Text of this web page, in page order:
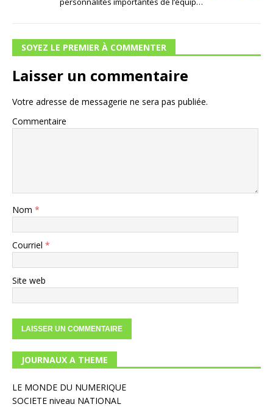
SOYEZ LE PREMIER À COMMENTER
Laisser un commentaire
Votre adresse de messagerie ne sera pas publiée.
Commentaire
Nom *
Courriel *
Site web
JOURNAUX A THEME
LE MONDE DU NUMERIQUE
SOCIETE niveau NATIONAL